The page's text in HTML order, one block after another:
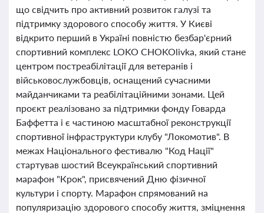
що свідчить про активний розвиток галузі та
підтримку здорового способу життя. У Києві
відкрито перший в Україні повністю безбар'єрний
спортивний комплекс LOKO CHOKOlivka, який стане
центром постреабілітації для ветеранів і
військовослужбовців, оснащений сучасними
майданчиками та реабілітаційними зонами. Цей
проєкт реалізовано за підтримки фонду Говарда
Баффетта і є частиною масштабної реконструкції
спортивної інфраструктури клубу "Локомотив". В
межах Національного фестивалю "Код Нації"
стартував шостий Всеукраїнський спортивний
марафон "Крок", присвячений Дню фізичної
культури і спорту. Марафон спрямований на
популяризацію здорового способу життя, зміцнення